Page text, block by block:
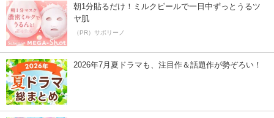
朝1分貼るだけ！ミルクピールで一日中ずっとうるツ
ヤ肌
（PR）サボリーノ
2026年7月夏ドラマも、注目作＆話題作が勢ぞろい！